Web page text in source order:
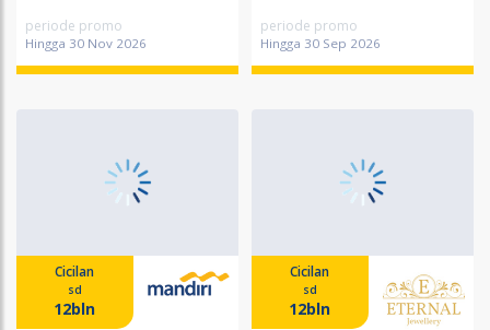
periode promo
Hingga 30 Nov 2026
periode promo
Hingga 30 Sep 2026
Cicilan
sd
12bln
Cicilan
sd
12bln